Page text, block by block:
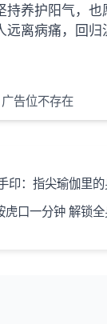
持养护阳气，
离病痛，回归
告位不存在
印：指尖瑜伽里